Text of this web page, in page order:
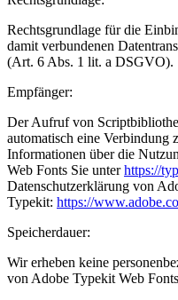
Rechtsgrundlage für die
damit verbundenen
(Art. 6 Abs. 1 lit. a DSGVO).
Empfänger:
Der Aufruf von
automatisch eine Verbindung
Informationen über die
Web Fonts Sie unterhttps://
Datenschutzerklärung von
Typekit: https://
Speicherdauer:
Wir erheben keine
von Adobe Typekit Web